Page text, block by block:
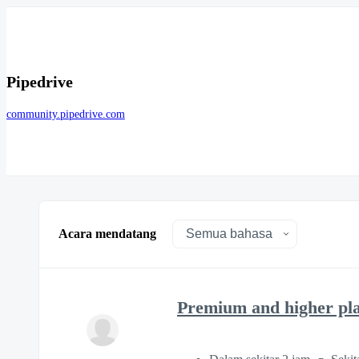
Pipedrive
community.pipedrive.com
Acara mendatang
Premium and higher